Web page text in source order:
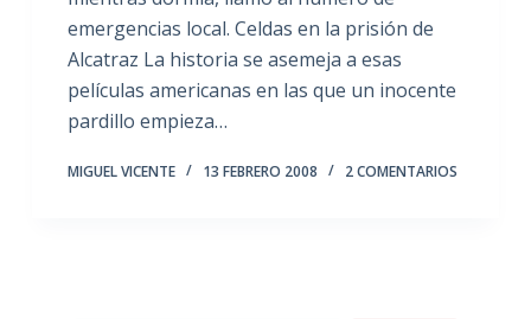
emergencias local. Celdas en la prisión de
Alcatraz La historia se asemeja a esas
películas americanas en las que un inocente
pardillo empieza…
MIGUEL VICENTE 13 FEBRERO 2008 2 COMENTARIOS